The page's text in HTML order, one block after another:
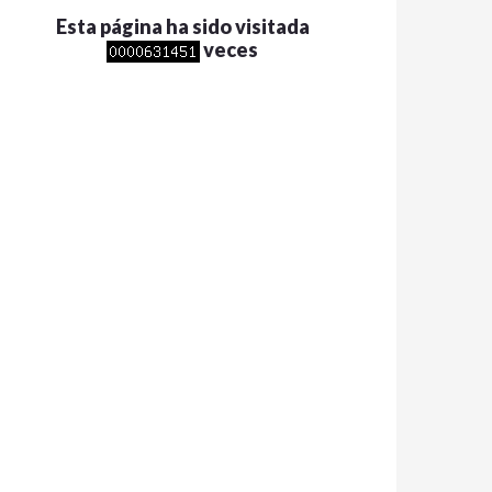
Esta página ha sido visitada
veces